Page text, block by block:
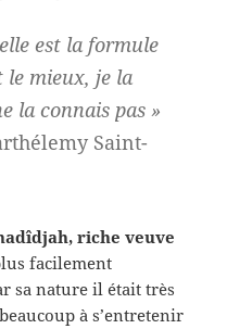
est la formule
le mieux, je la
la connais pas »
Saint-
riche veuve
facilement
sa nature il était très
à s’entretenir